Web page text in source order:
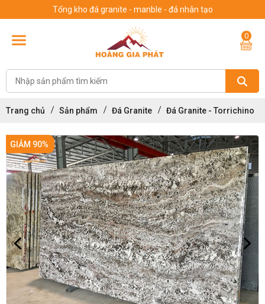
Tổng kho đá granite - manble - đá nhân tạo
0
Trang chủ Sản phẩm Đá Granite Đá Granite - Torrichino
GIẢM 90%